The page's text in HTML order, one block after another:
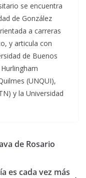
se encuentra
de González
a carreras
y articula con
de Buenos
(UNQUI),
y la Universidad
de Rosario
es cada vez más